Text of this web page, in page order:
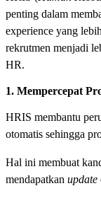
penting dalam
experience yang
rekrutmen menjadi
HR.
1. Mempercepat
HRIS membantu
otomatis sehingga
Hal ini membuat
mendapatkan update